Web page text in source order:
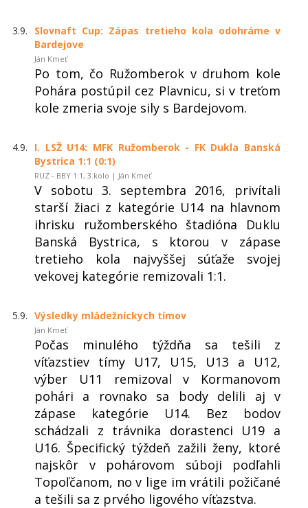
3.9.
Slovnaft Cup: Zápas tretieho kola odohráme v
Bardejove
Ján Kmeť
Po tom, čo Ružomberok v druhom kole
Pohára postúpil cez Plavnicu, si v treťom
kole zmeria svoje sily s Bardejovom.
4.9.
I. LSŽ U14: MFK Ružomberok - FK Dukla Banská
Bystrica 1:1 (0:1)
RUZ - BBY 1:1, 3.kolo | Ján Kmeť
V sobotu 3. septembra 2016, privítali
starší žiaci z kategórie U14 na hlavnom
ihrisku ružomberského štadióna Duklu
Banská Bystrica, s ktorou v zápase
tretieho kola najvyššej súťaže svojej
vekovej kategórie remizovali 1:1.
5.9. Výsledky mládežníckych tímov
Ján Kmeť
Počas minulého týždňa sa tešili z
víťazstiev tímy U17, U15, U13 a U12,
výber U11 remizoval v Kormanovom
pohári a rovnako sa body delili aj v
zápase kategórie U14. Bez bodov
schádzali z trávnika dorastenci U19 a
U16. Špecifický týždeň zažili ženy, ktoré
najskôr v pohárovom súboji podľahli
Topoľčanom, no v lige im vrátili požičané
a tešili sa z prvého ligového víťazstva.